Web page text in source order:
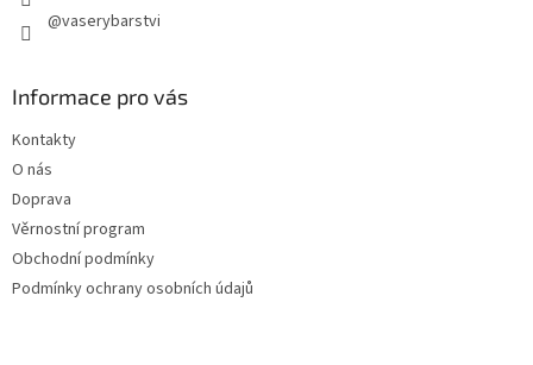
@vaserybarstvi
Informace pro vás
Kontakty
O nás
Doprava
Věrnostní program
Obchodní podmínky
Podmínky ochrany osobních údajů